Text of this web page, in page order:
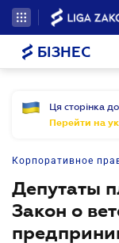
БІЗНЕС
Ця сторінка
Перейти на
Корпоративное
Депутаты
Закон о